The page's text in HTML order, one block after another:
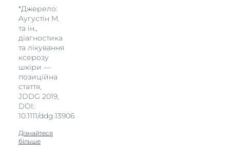
*Джерело:
Aугустін M.
та ін.,
діагностика
та лікування
ксерозу
шкіри —
позиційна
стаття,
JDDG 2019,
DOI:
10.1111/ddg.13906
Дізнайтеся
більше